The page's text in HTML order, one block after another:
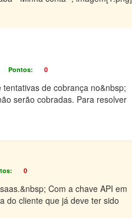
Pontos: 0
de cobrança no&nbsp;
serão cobradas. Para resolver
0
Com a chave API em
do cliente que já deve ter sido